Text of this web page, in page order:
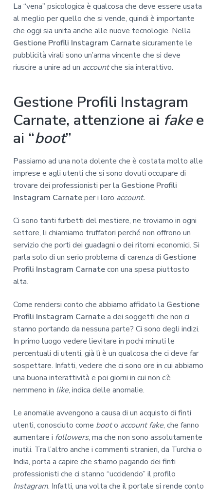
La “vena” psicologica è qualcosa che deve essere usata
al meglio per quello che si vende, quindi è importante
che oggi sia unita anche alle nuove tecnologie. Nella
Gestione Profili Instagram Carnatesicuramente le
pubblicità virali sono un’arma vincente che si deve
riuscire a unire ad un accountche sia interattivo.
Gestione Profili Instagram
Carnate, attenzione ai fakee
ai “boot”
Passiamo ad una nota dolente che è costata molto alle
imprese e agli utenti che si sono dovuti occupare di
trovare dei professionisti per la Gestione Profili
Instagram Carnateper i loro account.
Ci sono tanti furbetti del mestiere, ne troviamo in ogni
settore, li chiamiamo truffatori perché non offrono un
servizio che porti dei guadagni o dei ritorni economici. Si
parla solo di un serio problema di carenza di Gestione
Profili Instagram Carnatecon una spesa piuttosto
alta.
Come rendersi conto che abbiamo affidato la Gestione
Profili Instagram Carnatea dei soggetti che non ci
stanno portando da nessuna parte? Ci sono degli indizi.
In primo luogo vedere lievitare in pochi minuti le
percentuali di utenti, già lì è un qualcosa che ci deve far
sospettare. Infatti, vedere che ci sono ore in cui abbiamo
una buona interattività e poi giorni in cui non c’è
nemmeno in like, indica delle anomalie.
Le anomalie avvengono a causa di un acquisto di finti
utenti, conosciuto come booto account fake, che fanno
aumentare i followers, ma che non sono assolutamente
inutili. Tra l’altro anche i commenti stranieri, da Turchia o
India, porta a capire che stiamo pagando dei finti
professionisti che ci stanno “uccidendo” il profilo
Instagram. Infatti, una volta che il portale si rende conto